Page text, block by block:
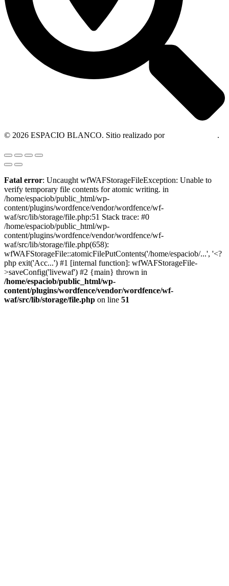
© 2026 ESPACIO BLANCO. Sitio realizado por .
Fatal error: Uncaught wfWAFStorageFileException: Unable to
verify temporary file contents for atomic writing. in
/home/espaciob/public_html/wp-
content/plugins/wordfence/vendor/wordfence/wf-
waf/src/lib/storage/file.php:51 Stack trace: #0
/home/espaciob/public_html/wp-
content/plugins/wordfence/vendor/wordfence/wf-
waf/src/lib/storage/file.php(658):
wfWAFStorageFile::atomicFilePutContents('/home/espaciob/...', '<?
php exit('Acc...') #1 [internal function]: wfWAFStorageFile-
>saveConfig('livewaf') #2 {main} thrown in
/home/espaciob/public_html/wp-
content/plugins/wordfence/vendor/wordfence/wf-
waf/src/lib/storage/file.php on line 51